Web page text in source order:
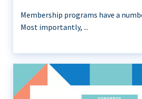
Membership programs have a
Most importantly, ...